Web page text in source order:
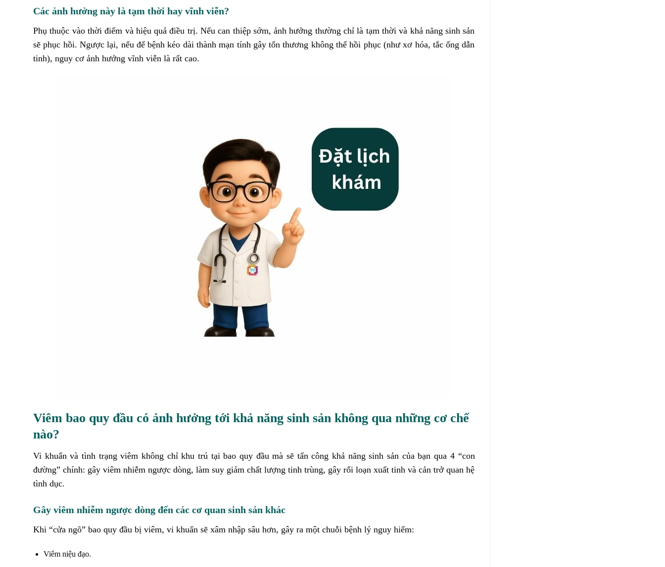
Các ảnh hưởng này là tạm thời hay vĩnh viễn?
Phụ thuộc vào thời điểm và hiệu quả điều trị. Nếu can thiệp sớm, ảnh hưởng thường chỉ là tạm thời và khả năng sinh sản
sẽ phục hồi. Ngược lại, nếu để bệnh kéo dài thành mạn tính gây tổn thương không thể hồi phục (như xơ hóa, tắc ống dẫn
tinh), nguy cơ ảnh hưởng vĩnh viễn là rất cao.
Viêm bao quy đầu có ảnh hưởng tới khả năng sinh sản không qua những cơ chế
nào?
Vi khuẩn và tình trạng viêm không chỉ khu trú tại bao quy đầu mà sẽ tấn công khả năng sinh sản của bạn qua 4 “con
đường” chính: gây viêm nhiễm ngược dòng, làm suy giảm chất lượng tinh trùng, gây rối loạn xuất tinh và cản trở quan hệ
tình dục.
Gây viêm nhiễm ngược dòng đến các cơ quan sinh sản khác
Khi “cửa ngõ” bao quy đầu bị viêm, vi khuẩn sẽ xâm nhập sâu hơn, gây ra một chuỗi bệnh lý nguy hiểm:
Viêm niệu đạo.